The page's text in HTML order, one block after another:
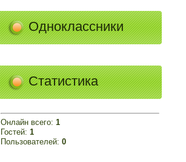
Одноклассники
Статистика
Онлайн всего: 1
Гостей: 1
Пользователей: 0